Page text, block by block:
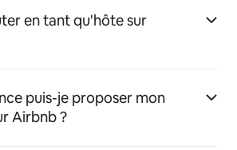
en tant qu'hôte sur
puis-je proposer mon
Airbnb ?